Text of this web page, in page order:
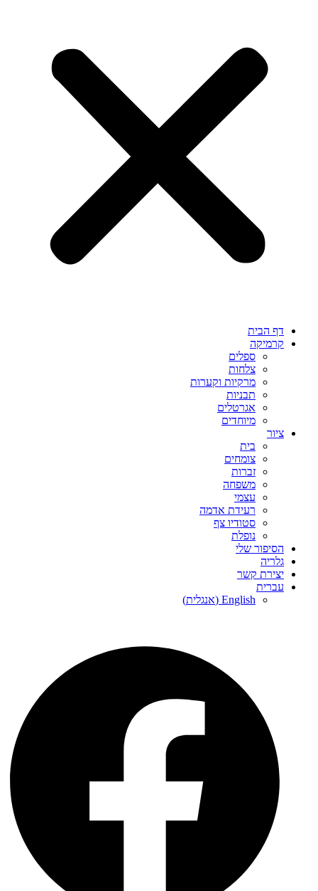
דף הבית
קרמיקה
ספלים
צלחות
מרקיות וקערות
תבניות
אגרטלים
מיוחדים
ציור
בית
צומחים
זברות
משפחה
עצמי
רעידת אדמה
סטודיו צף
נופלת
הסיפור שלי
גלריה
יצירת קשר
עברית
English
(אנגלית)